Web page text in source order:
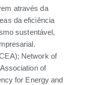
através da
da eficiência
sustentável,
Network of
of
for Energy and